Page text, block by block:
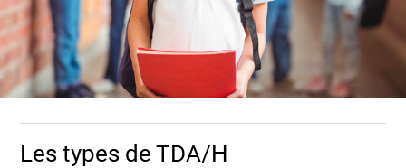
Les types de TDA/H